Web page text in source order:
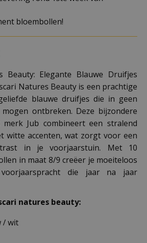
bloembollen!
Beauty: Elegante Blauwe Druifjes
Natures Beauty is een prachtige
blauwe druifjes die in geen
ontbreken. Deze bijzondere
Jub combineert een stralend
witte accenten, wat zorgt voor een
in je voorjaarstuin. Met 10
in maat 8/9 creëer je moeiteloos
die jaar na jaar
natures beauty:
/ wit